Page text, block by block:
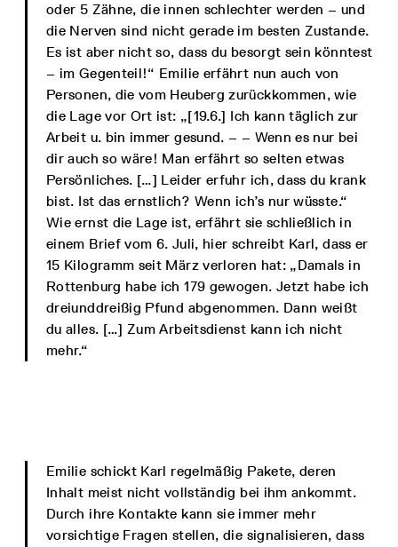
oder 5 Zähne, die innen schlechter werden – und
die Nerven sind nicht gerade im besten Zustande.
Es ist aber nicht so, dass du besorgt sein könntest
– im Gegenteil!“ Emilie erfährt nun auch von
Personen, die vom Heuberg zurückkommen, wie
die Lage vor Ort ist: „[19.6.] Ich kann täglich zur
Arbeit u. bin immer gesund. – – Wenn es nur bei
dir auch so wäre! Man erfährt so selten etwas
Persönliches. […] Leider erfuhr ich, dass du krank
bist. Ist das ernstlich? Wenn ich’s nur wüsste.“
Wie ernst die Lage ist, erfährt sie schließlich in
einem Brief vom 6. Juli, hier schreibt Karl, dass er
15 Kilogramm seit März verloren hat: „Damals in
Rottenburg habe ich 179 gewogen. Jetzt habe ich
dreiunddreißig Pfund abgenommen. Dann weißt
du alles. […] Zum Arbeitsdienst kann ich nicht
mehr.“
Emilie schickt Karl regelmäßig Pakete, deren
Inhalt meist nicht vollständig bei ihm ankommt.
Durch ihre Kontakte kann sie immer mehr
vorsichtige Fragen stellen, die signalisieren, dass